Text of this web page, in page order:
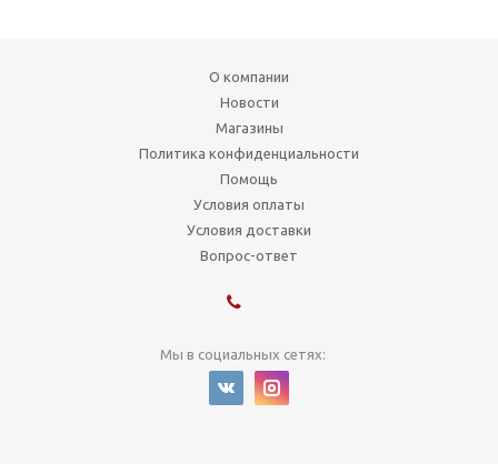
О компании
Новости
Магазины
Политика конфиденциальности
Помощь
Условия оплаты
Условия доставки
Вопрос-ответ
Мы в социальных сетях: